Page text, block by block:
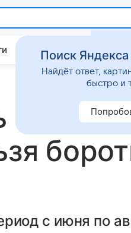
Дом Гороскопы
с июня по
Поиск
Найдёт ответ,
быстро и